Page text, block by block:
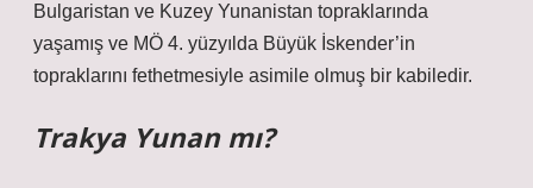
Bulgaristan ve Kuzey Yunanistan topraklarında
yaşamış ve MÖ 4. yüzyılda Büyük İskender’in
topraklarını fethetmesiyle asimile olmuş bir kabiledir.
Trakya Yunan mı?